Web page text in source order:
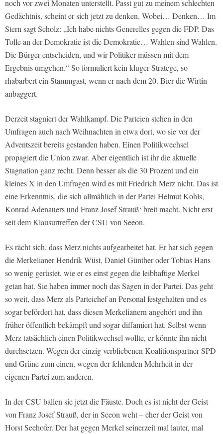
noch vor zwei Monaten unterstellt. Passt gut zu meinem schlechten
Gedächtnis, scheint er sich jetzt zu denken. Wobei… Denken… Im
Stern sagt Scholz: „Ich habe nichts Generelles gegen die FDP. Das
Tolle an der Demokratie ist die Demokratie… Wahlen sind Wahlen.
Die Bürger entscheiden, und wir Politiker müssen mit dem
Ergebnis umgehen.“ So formuliert kein kluger Stratege, so
rhabarbert ein Stammgast, wenn er nach dem 20. Bier die Wirtin
anbaggert.
Derzeit stagniert der Wahlkampf. Die Parteien stehen in den
Umfragen auch nach Weihnachten in etwa dort, wo sie vor der
Adventszeit bereits gestanden haben. Einen Politikwechsel
propagiert die Union zwar. Aber eigentlich ist ihr die aktuelle
Stagnation ganz recht. Denn besser als die 30 Prozent und ein
kleines X in den Umfragen wird es mit Friedrich Merz nicht. Das ist
eine Erkenntnis, die sich allmählich in der Partei Helmut Kohls,
Konrad Adenauers und Franz Josef Strauß‘ breit macht. Nicht erst
seit dem Klausurtreffen der CSU von Seeon.
Es rächt sich, dass Merz nichts aufgearbeitet hat. Er hat sich gegen
die Merkelianer Hendrik Wüst, Daniel Günther oder Tobias Hans
so wenig gerüstet, wie er es einst gegen die leibhaftige Merkel
getan hat. Sie haben immer noch das Sagen in der Partei. Das geht
so weit, dass Merz als Parteichef an Personal festgehalten und es
sogar befördert hat, dass diesen Merkelianern angehört und ihn
früher öffentlich bekämpft und sogar diffamiert hat. Selbst wenn
Merz tatsächlich einen Politikwechsel wollte, er könnte ihn nicht
durchsetzen. Wegen der einzig verbliebenen Koalitionspartner SPD
und Grüne zum einen, wegen der fehlenden Mehrheit in der
eigenen Partei zum anderen.
In der CSU ballen sie jetzt die Fäuste. Doch es ist nicht der Geist
von Franz Josef Strauß, der in Seeon weht – eher der Geist von
Horst Seehofer. Der hat gegen Merkel seinerzeit mal lauter, mal